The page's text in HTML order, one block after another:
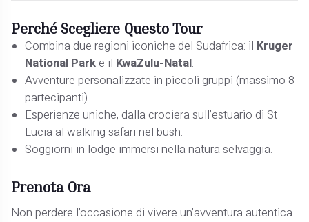
Perché Scegliere Questo Tour
Combina due regioni iconiche del Sudafrica: il Kruger
National Parke il KwaZulu-Natal.
Avventure personalizzate in piccoli gruppi (massimo 8
partecipanti).
Esperienze uniche, dalla crociera sull’estuario di St
Lucia al walking safari nel bush.
Soggiorni in lodge immersi nella natura selvaggia.
Prenota Ora
Non perdere l’occasione di vivere un’avventura autentica